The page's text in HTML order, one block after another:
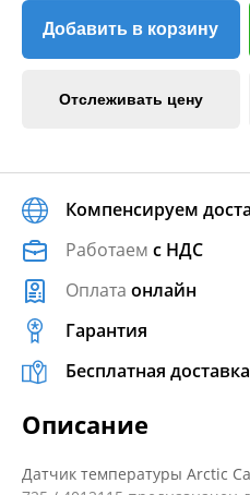
Добавить в корзину
Отслеживать цену
Компенсируем
Работаем с НДС
Оплата онлайн
Гарантия
Бесплатная доставка
Описание
Датчик температуры Arctic